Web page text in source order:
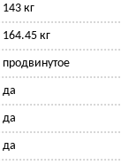
143 кг
164.45 кг
продвинутое
да
да
да